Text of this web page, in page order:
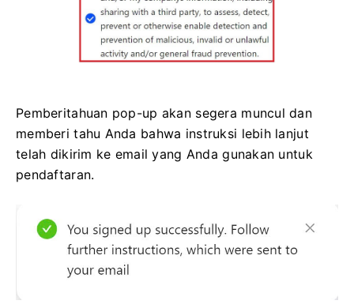
Pemberitahuan pop-up akan segera muncul dan
memberi tahu Anda bahwa instruksi lebih lanjut
telah dikirim ke email yang Anda gunakan untuk
pendaftaran.